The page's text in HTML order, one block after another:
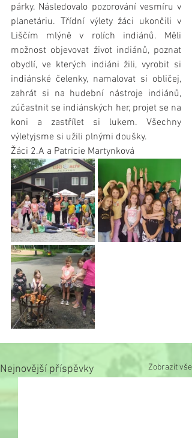
párky. Následovalo pozorování vesmíru v
planetáriu. Třídní výlety žáci ukončili v
Liščím mlýně v rolích indiánů. Měli
možnost objevovat život indiánů, poznat
obydlí, ve kterých indiáni žili, vyrobit si
indiánské čelenky, namalovat si obličej,
zahrát si na hudební nástroje indiánů,
zúčastnit se indiánských her, projet se na
koni a zastřílet si lukem. Všechny
výletyjsme si užili plnými doušky.
Žáci 2.A a Patricie Martynková
Nejnovější příspěvky Zobrazit vše